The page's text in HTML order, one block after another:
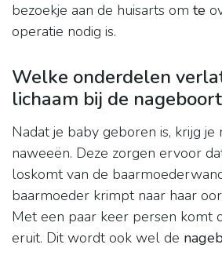
bezoekje aan de huisarts om te
operatie nodig is.
Welke onderdelen
lichaam bij de
Nadat je baby geboren is, krijg je
naweeën. Deze zorgen ervoor
loskomt van de
baarmoeder krimpt naar haar
Met een paar keer persen komt
eruit. Dit wordt ook wel de